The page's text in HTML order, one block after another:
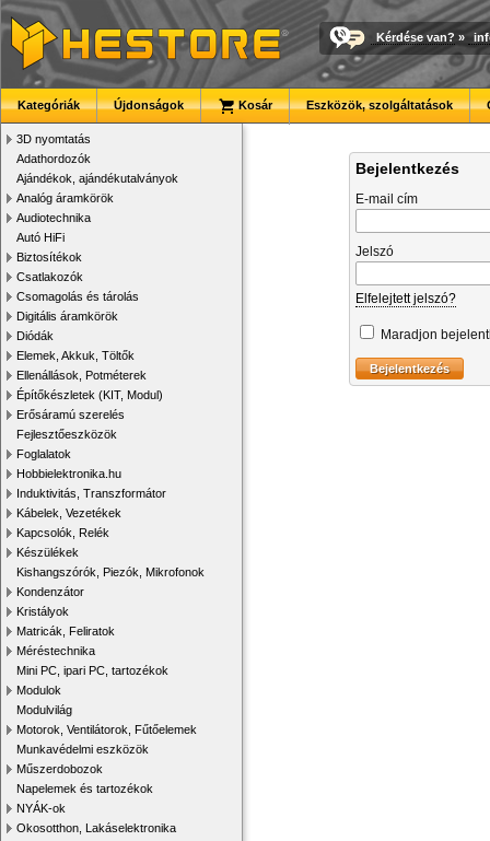
Kérdése van? »
Kategóriák Újdonságok Kosár Eszközök, szolgáltatások
3D nyomtatás
Adathordozók
Ajándékok, ajándékutalványok
Analóg áramkörök
Audiotechnika
Autó HiFi
Biztosítékok
Csatlakozók
Csomagolás és tárolás
Digitális áramkörök
Diódák
Elemek, Akkuk, Töltők
Ellenállások, Potméterek
Építőkészletek (KIT, Modul)
Erősáramú szerelés
Fejlesztőeszközök
Foglalatok
Hobbielektronika.hu
Induktivitás, Transzformátor
Kábelek, Vezetékek
Kapcsolók, Relék
Készülékek
Kishangszórók, Piezók, Mikrofonok
Kondenzátor
Kristályok
Matricák, Feliratok
Méréstechnika
Mini PC, ipari PC, tartozékok
Modulok
Modulvilág
Motorok, Ventilátorok, Fűtőelemek
Munkavédelmi eszközök
Műszerdobozok
Napelemek és tartozékok
NYÁK-ok
Okosotthon, Lakáselektronika
Bejelentkezés
E-mail cím
Jelszó
Elfelejtett jelszó?
Maradjon